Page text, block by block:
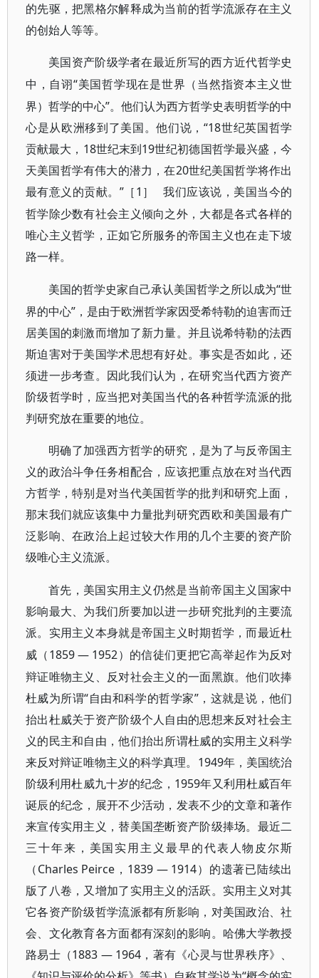
的先驱，把黑格尔解释成为当前的哲学流派存在主义
的创始人等等。
美国资产阶级学者在最近所写的西方近代哲学史
中，自诩“美国哲学现在是世界（当然指资本主义世
界）哲学的中心”。他们认为西方哲学史表明哲学的中
心是从欧洲移到了美国。他们说，“18世纪英国哲学
贡献最大，18世纪末到19世纪初德国哲学最兴盛，今
天美国哲学有伟大的潜力，在20世纪美国哲学将作出
最有意义的贡献。”［ 1 ］
我们应该说，美国当今的
哲学除少数有社会主义倾向之外，大都是各式各样的
唯心主义哲学，正如它所服务的帝国主义也在走下坡
路一样。
美国的哲学史家自己承认美国哲学之所以成为“世
界的中心”，是由于欧洲哲学家因受希特勒的迫害而迁
居美国的刺激而增加了新力量。并且说希特勒的法西
斯迫害对于美国学术思想有好处。事实是否如此，还
须进一步考查。因此我们认为，在研究当代西方资产
阶级哲学时，应当把对美国当代的各种哲学流派的批
判研究放在重要的地位。
明确了加强西方哲学的研究，是为了与反帝国主
义的政治斗争任务相配合，应该把重点放在对当代西
方哲学，特别是对当代美国哲学的批判和研究上面，
那末我们就应该集中力量批判研究西欧和美国最有广
泛影响、在政治上起过较大作用的几个主要的资产阶
级唯心主义流派。
首先，美国实用主义仍然是当前帝国主义国家中
影响最大、为我们所要加以进一步研究批判的主要流
派。实用主义本身就是帝国主义时期哲学，而最近杜
威（ 1859 — 1952）的信徒们更把它高举起作为反对
辩证唯物主义、反对社会主义的一面黑旗。他们吹捧
杜威为所谓“自由和科学的哲学家”，这就是说，他们
抬出杜威关于资产阶级个人自由的思想来反对社会主
义的民主和自由，他们抬出所谓杜威的实用主义科学
来反对辩证唯物主义的科学真理。1949年，美国统治
阶级利用杜威九十岁的纪念，1959年又利用杜威百年
诞辰的纪念，展开不少活动，发表不少的文章和著作
来宣传实用主义，替美国垄断资产阶级捧场。最近二
三十年来，美国实用主义最早的代表人物皮尔斯
（Charles Peirce，1839 — 1914）的遗著已陆续出
版了八卷，又增加了实用主义的活跃。实用主义对其
它各资产阶级哲学流派都有所影响，对美国政治、社
会、文化教育各方面都有深刻的影响。哈佛大学教授
路易士（1883 — 1964，著有《心灵与世界秩序》、